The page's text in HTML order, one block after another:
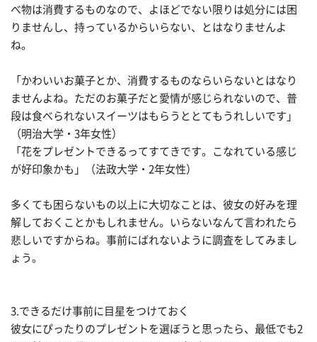
べ物は消費するものなので、よほどでない限りは処分には困
りませんし、持っているからいらない、とはなりませんよ
ね。
「かわいいお菓子とか、消費するものならいらないとはなり
ませんよね。ただのお菓子だと愛情が感じられないので、普
段は食べられないスイーツはもらうととてもうれしいです」
（明治大学・3年女性）
「花をプレゼントできるってすてきです。こなれている感じ
が好印象かも」（法政大学・2年女性）
多くても困らないもの以上に大切なことは、彼女の好みを理
解しておくことかもしれません。いらないなんて言われたら
悲しいですからね。事前にばれないように調査をしてみまし
ょう。
3.できるだけ事前に目星をつけておく
彼女にぴったりのプレゼントを選ぼうと思ったら、最低でも2